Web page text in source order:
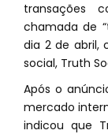
transações
chamada de
dia 2 de abril,
social, Truth
Após o
mercado
indicou que